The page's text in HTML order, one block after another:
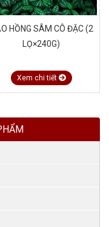
SÂM CÔ ĐẶC (2
LỌ×240G)
Xem chi tiết